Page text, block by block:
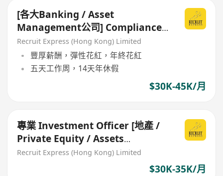
[各大Banking / Asset
Management公司] Compliance
Officer / Manager
Recruit Express (Hong Kong) Limited
豐厚薪酬，彈性花紅，年終花紅
五天工作周，14天年休假
$30K-45K/月
專業 Investment Officer [地產 /
Private Equity / Assets
Management 行業exp welcome]
Recruit Express (Hong Kong) Limited
$30K-35K/月